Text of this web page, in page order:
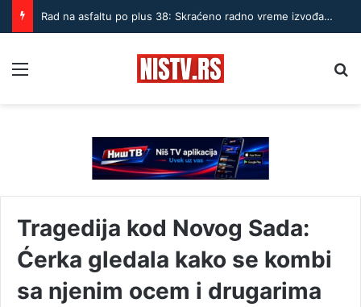
Rad na asfaltu po plus 38: Skraćeno radno vreme izvođača u Nišu
Tragedija kod Novog Sada:
Ćerka gledala kako se kombi
sa njenim ocem i drugarima